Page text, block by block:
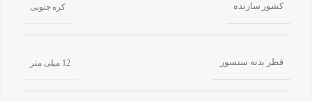
کشور سازنده کره جنوبی
قطر بدنه سنسور 12 میلی متر